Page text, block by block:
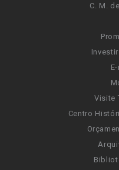
C. M.
Visite
Centro